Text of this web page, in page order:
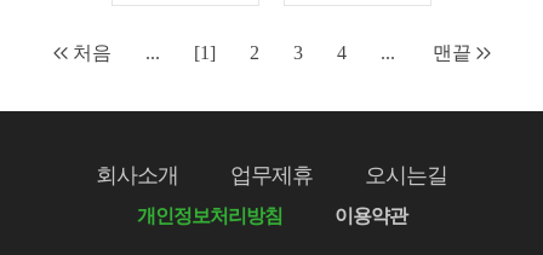
처음 ... [1] 2 3 4 ... 맨끝
회사소개 업무제휴 오시는길
개인정보처리방침 이용약관